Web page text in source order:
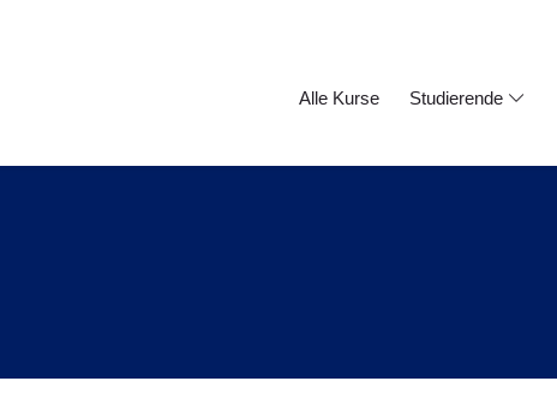
Alle Kurse Studierende